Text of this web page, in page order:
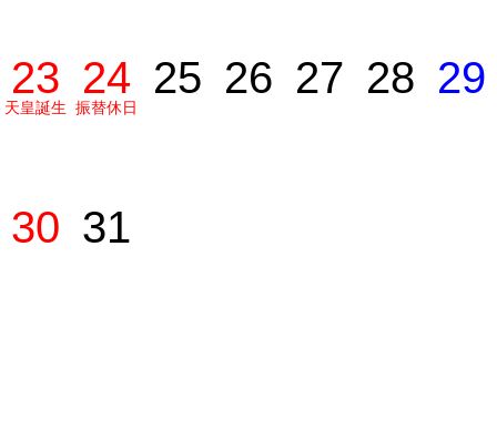
23
天皇誕生
24
振替休日
25 26 27 28 29
30 31